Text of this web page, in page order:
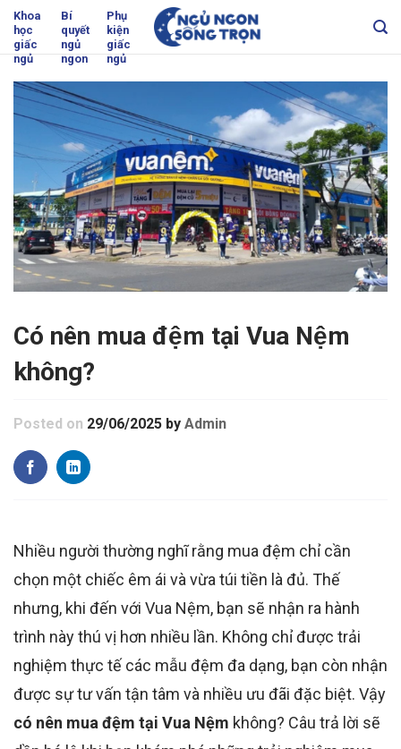
Skip
content
Khoa
học
giấc
ngủ
Bí
quyết
ngủ
ngon
Phụ
kiện
giấc
ngủ
Có nên mua đệm tại Vua Nệm
không?
Posted on 29/06/2025 by Admin
Nhiều người thường nghĩ rằng mua đệm chỉ cần
chọn một chiếc êm ái và vừa túi tiền là đủ. Thế
nhưng, khi đến với Vua Nệm, bạn sẽ nhận ra hành
trình này thú vị hơn nhiều lần. Không chỉ được trải
nghiệm thực tế các mẫu đệm đa dạng, bạn còn nhận
được sự tư vấn tận tâm và nhiều ưu đãi đặc biệt. Vậy
có nên mua đệm tại Vua Nệm không? Câu trả lời sẽ